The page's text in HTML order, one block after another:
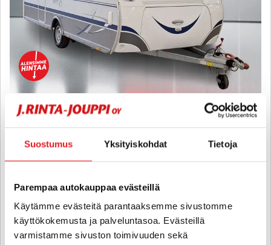
Suostumus Yksityiskohdat Tietoja
Parempaa autokauppaa evästeillä
Käytämme evästeitä parantaaksemme sivustomme
käyttökokemusta ja palveluntasoa. Evästeillä
varmistamme sivuston toimivuuden sekä
Dethleffs 500
alk. 165 € / kk
KATSO TIEDOT WHATSAPP